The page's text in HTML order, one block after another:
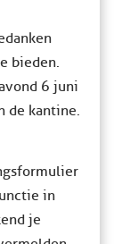
bieden.
6 juni
de kantine.
in
je